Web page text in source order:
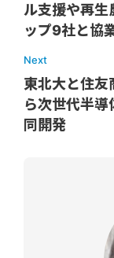
ル支援や再生
ップ9社と協
Next
東北大と住
ら次世代半
同開発